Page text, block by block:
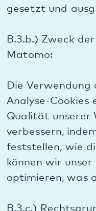
entsprechende
verhindern; wir
diesem Fall
nutzen können.
Sie können darüber
das Cookie
sowie die
verhindern, indem